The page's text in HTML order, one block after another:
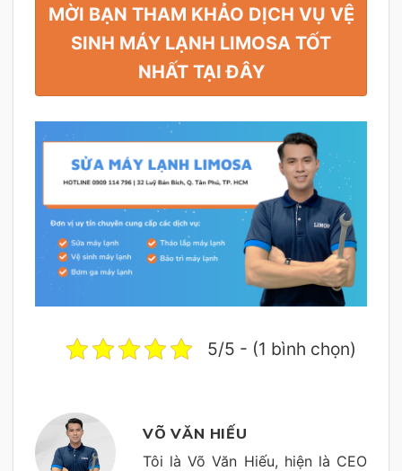
MỜI BẠN THAM KHẢO DỊCH VỤ VỆ
SINH MÁY LẠNH LIMOSA TỐT
NHẤT TẠI ĐÂY
5/5 - (1 bình chọn)
VÕ VĂN HIẾU
Tôi là Võ Văn Hiếu, hiện là CEO